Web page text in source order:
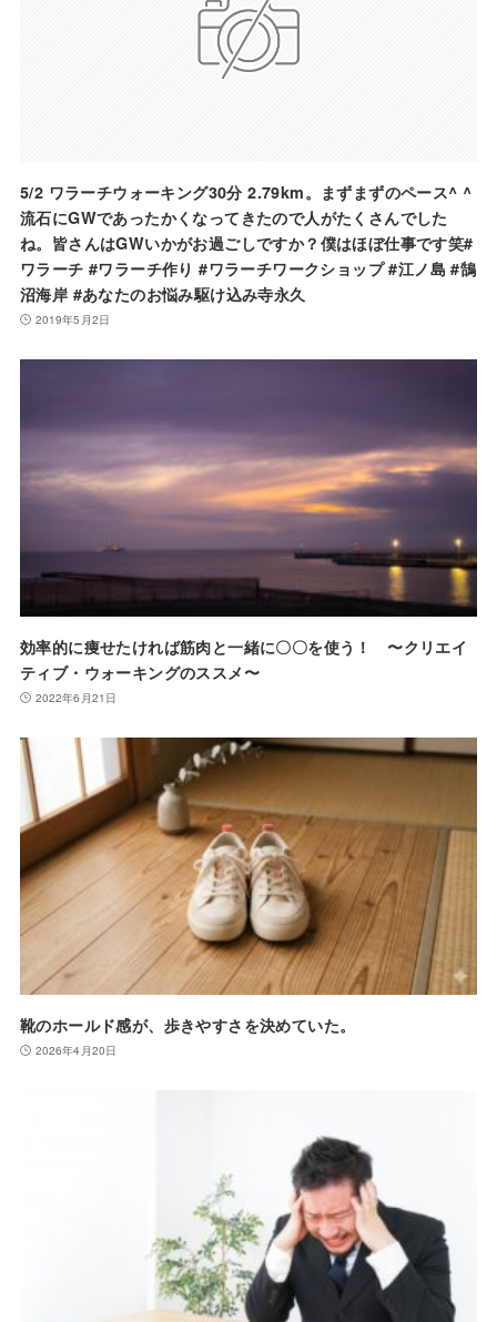
5/2 ワラーチウォーキング30分 2.79km。まずまずのペース^ ^
流石にGWであったかくなってきたので人がたくさんでした
ね。皆さんはGWいかがお過ごしですか？僕はほぼ仕事です笑#
ワラーチ #ワラーチ作り #ワラーチワークショップ #江ノ島 #鵠
沼海岸 #あなたのお悩み駆け込み寺永久
2019年5月2日
効率的に痩せたければ筋肉と一緒に〇〇を使う！ 〜クリエイ
ティブ・ウォーキングのススメ〜
2022年6月21日
靴のホールド感が、歩きやすさを決めていた。
2026年4月20日